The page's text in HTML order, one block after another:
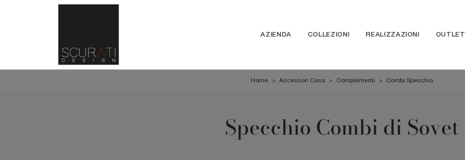
AZIENDA COLLEZIONI REALIZZAZIONI OUTLET
Home > Accessori Casa > Complementi > Combi Specchio
Specchio Combi di Sovet